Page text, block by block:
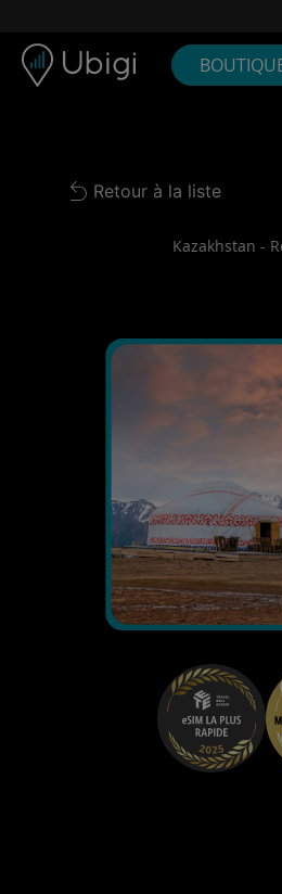
Back to list
Retour à la liste
Kazakhstan -